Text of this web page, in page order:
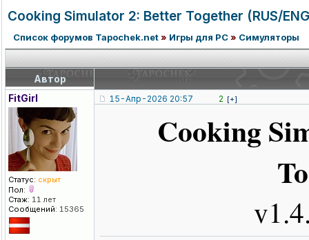
Cooking Simulator 2: Better Together (RUS/
Список форумов Tapochek.net» Игры для PC» Симуляторы
Автор
FitGirl
Статус: скрыт
Пол:
Стаж: 11 лет
Сообщений: 15365
15-Апр-2026 20:57 2 [+]
Cooking